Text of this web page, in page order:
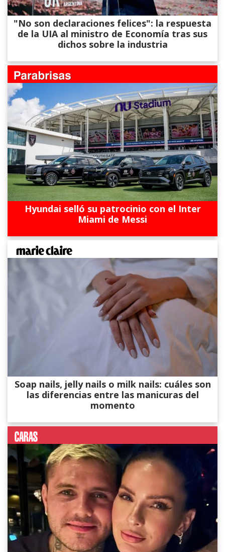
"No son declaraciones felices": la respuesta
de la UIA al ministro de Economía tras sus
dichos sobre la industria
Hyundai selló su patrocinio con el Inter
Miami de Messi
Soap nails, jelly nails o milk nails: cuáles son
las diferencias entre las manicuras del
momento